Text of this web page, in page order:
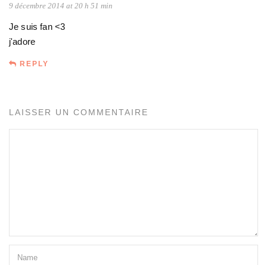
9 décembre 2014 at 20 h 51 min
Je suis fan <3
j'adore
REPLY
LAISSER UN COMMENTAIRE